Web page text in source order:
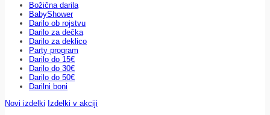
Božična darila
BabyShower
Darilo ob rojstvu
Darilo za dečka
Darilo za deklico
Party program
Darilo do 15€
Darilo do 30€
Darilo do 50€
Darilni boni
Novi izdelki Izdelki v akciji